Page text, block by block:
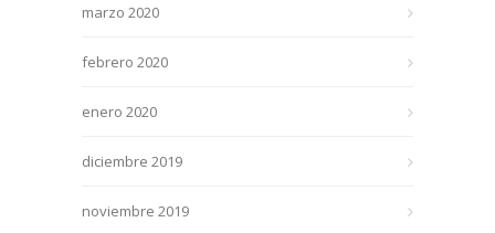
marzo 2020
febrero 2020
enero 2020
diciembre 2019
noviembre 2019